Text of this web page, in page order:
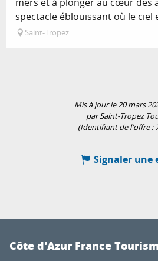
spectacle éblouissant où le ciel
Saint-Tropez
Mis à jour le 20 mars
par Saint-Tropez
(Identifiant de l'offre :
Signaler une
Côte d'Azur France